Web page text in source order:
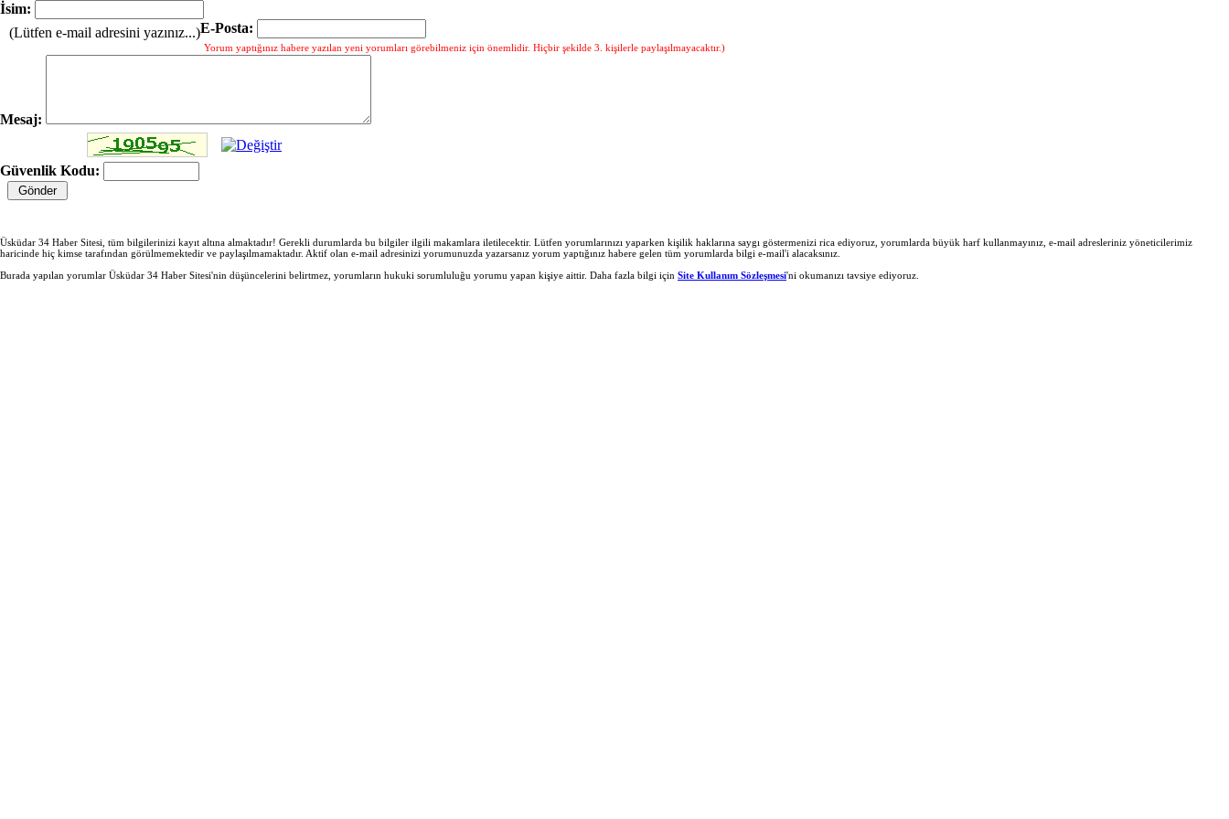
İsim:
E-Posta:
(Lütfen e-mail adresini yazınız...)
Yorum yaptığınız habere yazılan yeni yorumları görebilmeniz için önemlidir. Hiçbir şekilde 3. kişilerle paylaşılmayacaktır.)
Mesaj:
Güvenlik Kodu:
Üsküdar 34 Haber Sitesi, tüm bilgilerinizi kayıt altına almaktadır! Gerekli durumlarda bu bilgiler ilgili makamlara iletilecektir. Lütfen yorumlarınızı yaparken kişilik haklarına saygı göstermenizi rica ediyoruz, yorumlarda büyük harf kullanmayınız, e-mail adresleriniz yöneticilerimiz
haricinde hiç kimse tarafından görülmemektedir ve paylaşılmamaktadır. Aktif olan e-mail adresinizi yorumunuzda yazarsanız yorum yaptığınız habere gelen tüm yorumlarda bilgi e-mail'i alacaksınız.
Burada yapılan yorumlar Üsküdar 34 Haber Sitesi'nin düşüncelerini belirtmez, yorumların hukuki sorumluluğu yorumu yapan kişiye aittir. Daha fazla bilgi için Site Kullanım Sözleşmesi'ni okumanızı tavsiye ediyoruz.